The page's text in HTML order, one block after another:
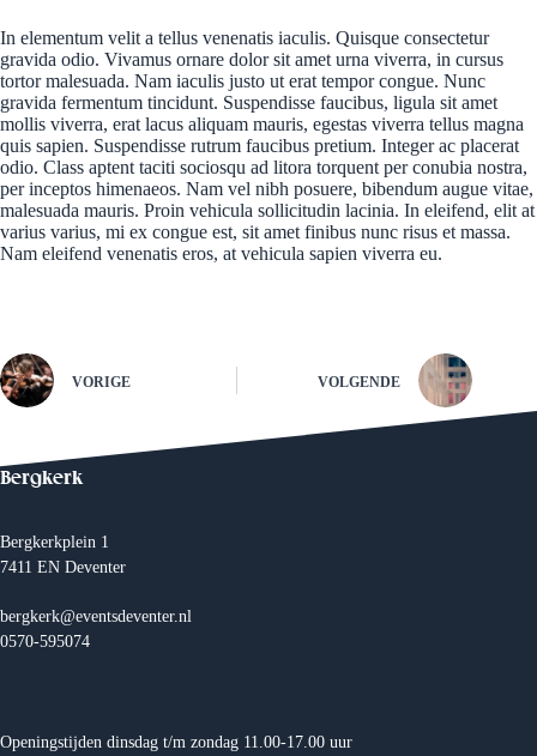
In elementum velit a tellus venenatis iaculis. Quisque consectetur
gravida odio. Vivamus ornare dolor sit amet urna viverra, in cursus
tortor malesuada. Nam iaculis justo ut erat tempor congue. Nunc
gravida fermentum tincidunt. Suspendisse faucibus, ligula sit amet
mollis viverra, erat lacus aliquam mauris, egestas viverra tellus magna
quis sapien. Suspendisse rutrum faucibus pretium. Integer ac placerat
odio. Class aptent taciti sociosqu ad litora torquent per conubia nostra,
per inceptos himenaeos. Nam vel nibh posuere, bibendum augue vitae,
malesuada mauris. Proin vehicula sollicitudin lacinia. In eleifend, elit at
varius varius, mi ex congue est, sit amet finibus nunc risus et massa.
Nam eleifend venenatis eros, at vehicula sapien viverra eu.
VORIGE VOLGENDE
Bergkerk
Bergkerkplein 1
7411 EN Deventer
bergkerk@eventsdeventer.nl
0570-595074
Openingstijden dinsdag t/m zondag 11.00-17.00 uur